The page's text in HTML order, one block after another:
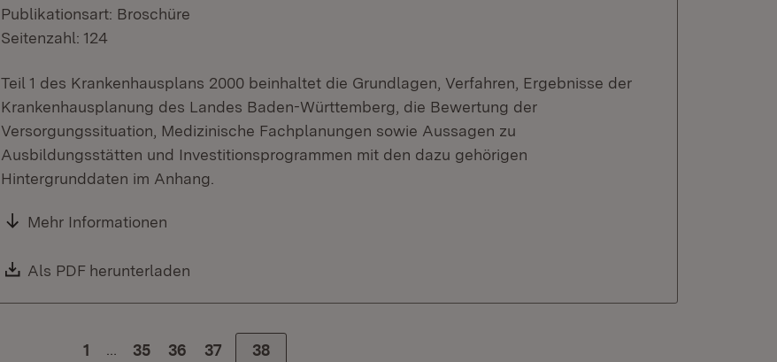
Publikationsart: Broschüre
Seitenzahl: 124
Teil 1 des Krankenhausplans 2000 beinhaltet die Grundlagen, Verfahren, Ergebnisse der
Krankenhausplanung des Landes Baden-Württemberg, die Bewertung der
Versorgungssituation, Medizinische Fachplanungen sowie Aussagen zu
Ausbildungsstätten und Investitionsprogrammen mit den dazu gehörigen
Hintergrunddaten im Anhang.
Mehr Informationen
Download:
Als PDF herunterladen
1 Zur Seite
35 Zur Seite
36 Zur Seite
37 Zur Seite
38